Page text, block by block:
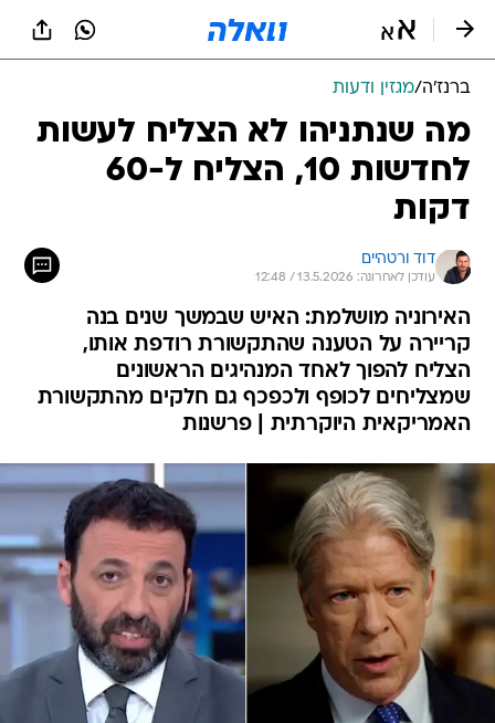
ברנז'ה/מגזין ודעות
מה שנתניהו לא הצליח לעשות
לחדשות 10, הצליח ל-60
דקות
דוד ורטהיים
עודכן לאחרונה: 13.5.2026 / 12:48
האירוניה מושלמת: האיש שבמשך שנים בנה
קריירה על הטענה שהתקשורת רודפת אותו,
הצליח להפוך לאחד המנהיגים הראשונים
שמצליחים לכופף ולכפכף גם חלקים מהתקשורת
האמריקאית היוקרתית | פרשנות